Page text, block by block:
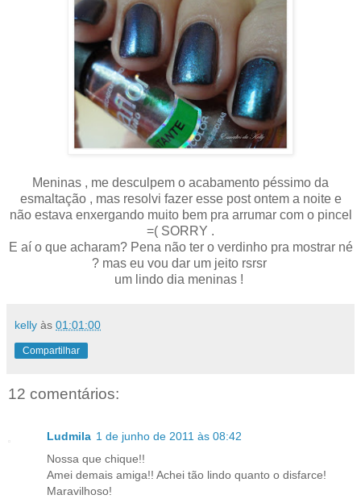
Meninas , me desculpem o acabamento péssimo da
esmaltação , mas resolvi fazer esse post ontem a noite e
não estava enxergando muito bem pra arrumar com o pincel
=( SORRY .
E aí o que acharam? Pena não ter o verdinho pra mostrar né
? mas eu vou dar um jeito rsrsr
um lindo dia meninas !
kelly às 01:01:00
Compartilhar
12 comentários:
Ludmila 1 de junho de 2011 às 08:42
Nossa que chique!!
Amei demais amiga!! Achei tão lindo quanto o disfarce!
Maravilhoso!